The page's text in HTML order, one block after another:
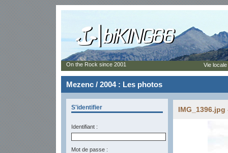
Mezenc / 2004 : Les photos
S'identifier
Identifiant :
Mot de passe :
IMG_1396.jpg
On the Rock since 2001 Vie